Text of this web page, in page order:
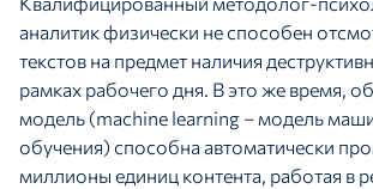
аналитик физически не способен
текстов на предмет наличия
рамках рабочего дня. В это же время,
модель (machine learning – модель
обучения) способна автоматически
миллионы единиц контента, работая в